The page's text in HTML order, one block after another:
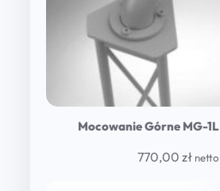
Mocowanie Górne MG-
770,00 zł netto